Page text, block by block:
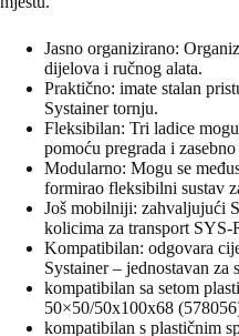
Jasno organizirano:
dijelova i ručnog alata.
Praktično: imate stalan
Systainer tornju.
Fleksibilan: Tri ladice
pomoću pregrada i
Modularno: Mogu se
formirao fleksibilni sustav
Još mobilniji: zahvaljujući
kolicima za transport SYS-
Kompatibilan: odgovara
Systainer – jednostavan za
kompatibilan sa setom
50×50/50x100x68
kompatibilan s plastičnim